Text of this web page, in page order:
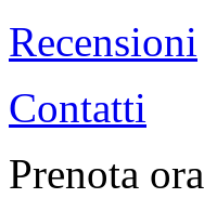
Recensioni
Contatti
Prenota ora